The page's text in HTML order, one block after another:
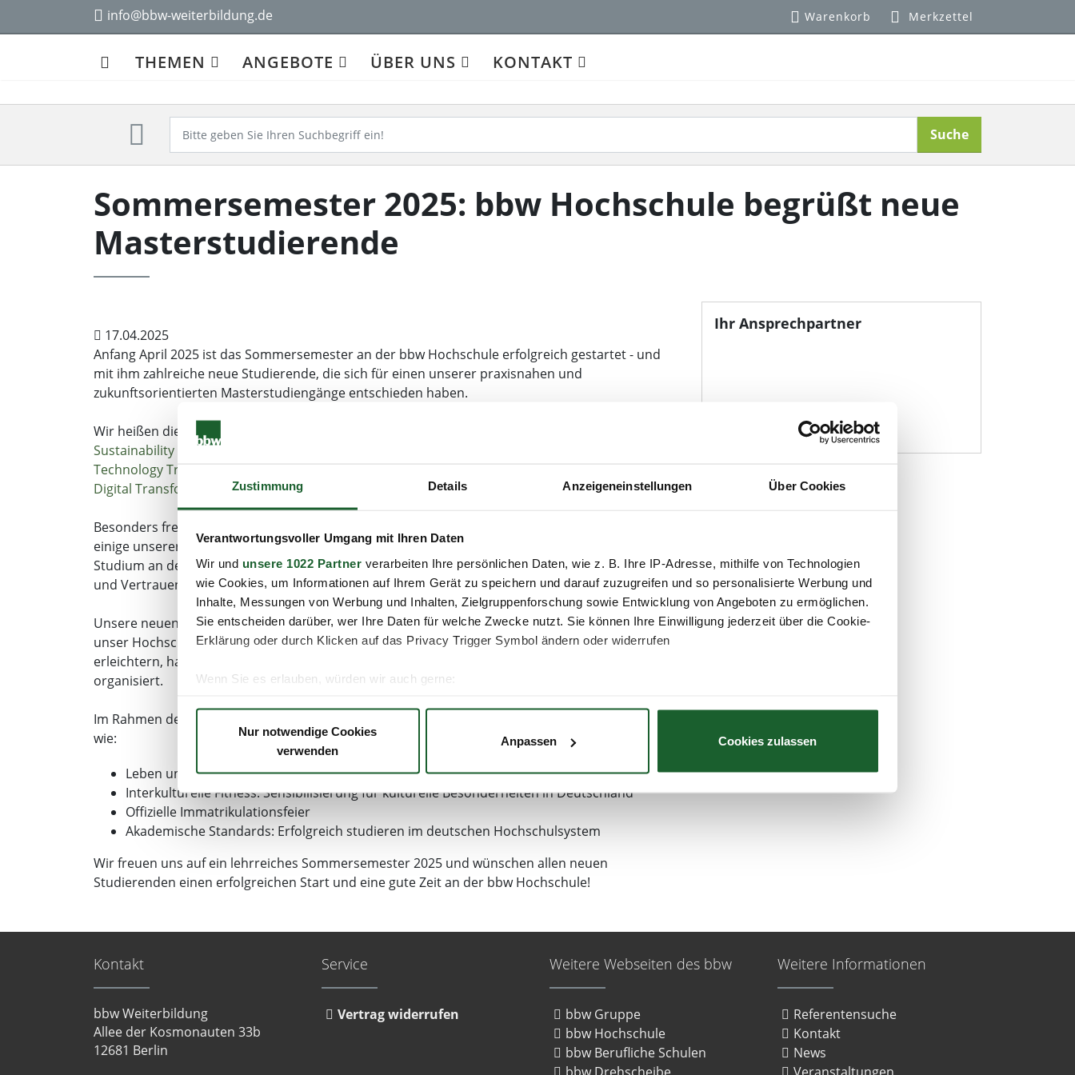
Zustimmung Details Anzeigeneinstellungen Über Cookies
Verantwortungsvoller Umgang mit Ihren Daten
Wir und unsere 1022 Partner verarbeiten Ihre persönlichen Daten, wie z. B. Ihre IP-Adresse, mithilfe von Technologien
wie Cookies, um Informationen auf Ihrem Gerät zu speichern und darauf zuzugreifen und so personalisierte Werbung und
Inhalte, Messungen von Werbung und Inhalten, Zielgruppenforschung sowie Entwicklung von Angeboten zu ermöglichen.
Sie entscheiden darüber, wer Ihre Daten für welche Zwecke nutzt. Sie können Ihre Einwilligung jederzeit über die Cookie-
Erklärung oder durch Klicken auf das Privacy Trigger Symbol ändern oder widerrufen
Wenn Sie es erlauben, würden wir auch gerne:
Erfahren Sie mehr darüber, wie Ihre persönlichen Daten verarbeitet werden, und legen Sie Ihre Präferenzen imAbschnitt
Wir verwenden Cookies, um Inhalte und Anzeigen zu personalisieren, Funktionen für soziale Medien anbieten zu können
und die Zugriffe auf unsere Website zu analysieren. Außerdem geben wir Informationen zu Ihrer Verwendung unserer
Website an unsere Partner für soziale Medien, Werbung und Analysen weiter. Unsere Partner führen diese Informationen
möglicherweise mit weiteren Daten zusammen, die Sie ihnen bereitgestellt haben oder die sie im Rahmen Ihrer Nutzung
der Dienste gesammelt haben. Sie geben Einwilligung zu unseren Cookies, wenn Sie unsere Webseite weiterhin nutzen.
Nur notwendige Cookies
verwenden
Anpassen Cookies zulassen
info@bbw-weiterbildung.de Warenkorb Merkzettel
THEMEN ANGEBOTE ÜBER UNS KONTAKT
Suche
Sommersemester 2025: bbw Hochschule begrüßt neue
Masterstudierende
bbw Hochschule
17.04.2025
Anfang April 2025 ist das Sommersemester an der bbw Hochschule erfolgreich gestartet - und
mit ihm zahlreiche neue Studierende, die sich für einen unserer praxisnahen und
zukunftsorientierten Masterstudiengänge entschieden haben.
Wir heißen die neuen Masterstudierenden in den Programmen
Sustainability and Smart Building Technology
Technology Transfer Managemen
Digital Transformation herzlich willkommen!
Besonders freut es uns, dass sich im Masterstudiengang Real Estate Project Management auch
einige unserer ehemaligen Bachelorabsolvent:innen direkt im Anschluss für ein weiterführendes
Studium an der bbw Hochschule entschieden haben - ein schönes Zeichen für Verbundenheit
und Vertrauen.
Unsere neuen Studierenden kommen aus ganz unterschiedlichen Teilen der Welt - Vielfalt, die
unser Hochschulleben bereichert. Um ihnen den Einstieg in Studium, Alltag und Stadt zu
erleichtern, hat unser International Office auch in diesem Semester wieder eine Welcome Week
organisiert.
Im Rahmen der Welcome Days erhalten die Studierenden wichtige Informationen zu Themen
wie:
Leben und Studieren in Berlin
Interkulturelle Fitness: Sensibilisierung für kulturelle Besonderheiten in Deutschland
Offizielle Immatrikulationsfeier
Akademische Standards: Erfolgreich studieren im deutschen Hochschulsystem
Wir freuen uns auf ein lehrreiches Sommersemester 2025 und wünschen allen neuen
Studierenden einen erfolgreichen Start und eine gute Zeit an der bbw Hochschule!
Ihr Ansprechpartner
Kontakt
bbw Weiterbildung
Allee der Kosmonauten 33b
12681 Berlin
Service
Vertrag widerrufen
Weitere Webseiten des bbw
bbw Gruppe
bbw Hochschule
bbw Berufliche Schulen
Weitere Informationen
Referentensuche
Kontakt
News